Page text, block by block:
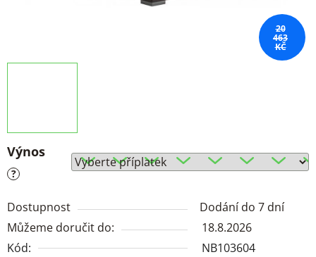
Výnos
?
Dostupnost
Dodání do 7 dní
Můžeme doručit do:
18.8.2026
Kód:
NB103604
20
463
KČ